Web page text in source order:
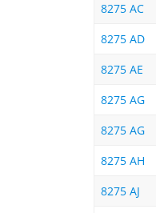
8275 AC
8275 AD
8275 AE
8275 AG
8275 AG
8275 AH
8275 AJ